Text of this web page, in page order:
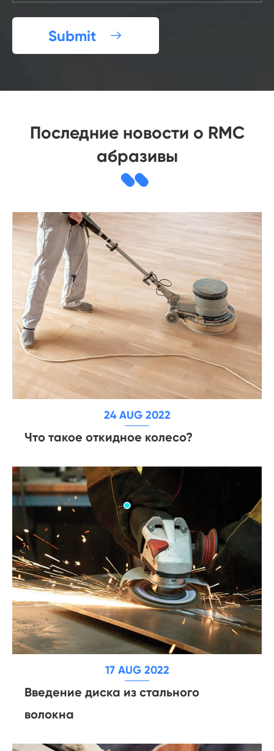
Submit 
Последние новости о RMC
абразивы
24 AUG 2022
Что такое откидное колесо?
17 AUG 2022
Введение диска из стального
волокна